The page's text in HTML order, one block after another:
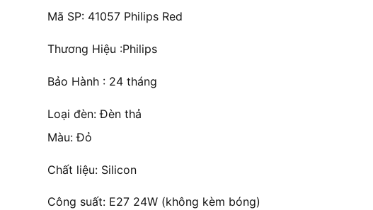
Mã SP: 41057 Philips Red
Thương Hiệu :Philips
Bảo Hành : 24 tháng
Loại đèn: Đèn thả
Màu: Đỏ
Chất liệu: Silicon
Công suất: E27 24W (không kèm bóng)